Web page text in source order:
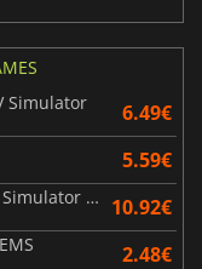
Simulator
6.49€
5.59€
Heist Kitty Multiplayer Cat Simulator Game 10.92€
2.48€